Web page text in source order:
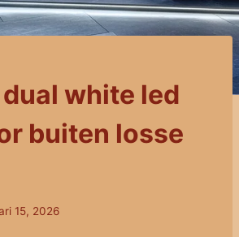
white led
buiten losse
15, 2026